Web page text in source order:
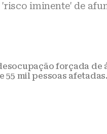
iminente' de
forçada de
55 mil pessoas